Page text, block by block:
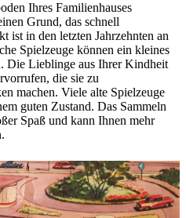
Ihres Familienhauses
Grund, das schnell
ist in den letzten Jahrzehnten an
Spielzeuge können ein kleines
Die Lieblinge aus Ihrer Kindheit
die sie zu
machen. Viele alte Spielzeuge
guten Zustand. Das Sammeln
Spaß und kann Ihnen mehr